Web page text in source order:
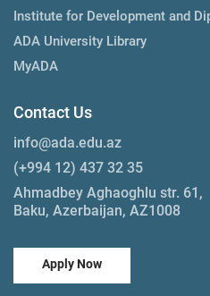
Institute for Development and
ADA University Library
MyADA
Contact Us
info@ada.edu.az
(+994 12) 437 32 35
Ahmadbey Aghaoghlu str. 61,
Baku, Azerbaijan, AZ1008
Apply Now